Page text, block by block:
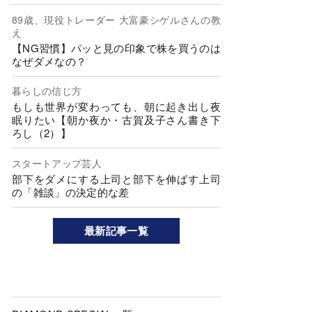
89歳、現役トレーダー 大富豪シゲルさんの教
え
【NG習慣】パッと見の印象で株を買うのは
なぜダメなの？
暮らしの信じ方
もしも世界が変わっても、朝に起き出し夜
眠りたい【朝か夜か・古賀及子さん書き下
ろし（2）】
スタートアップ芸人
部下をダメにする上司と部下を伸ばす上司
の「雑談」の決定的な差
最新記事一覧